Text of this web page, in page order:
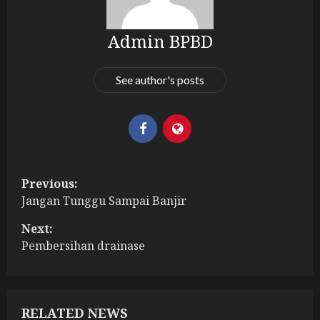
Admin BPBD
See author's posts
P
o
s
Previous:
Jangan Tunggu Sampai Banjir
Next:
Pembersihan drainase
RELATED NEWS